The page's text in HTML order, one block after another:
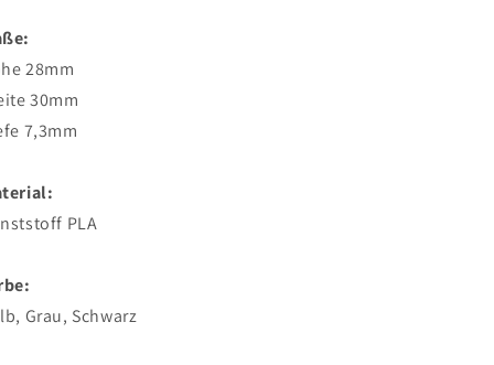
28mm
30mm
7,3mm
PLA
Grau, Schwarz